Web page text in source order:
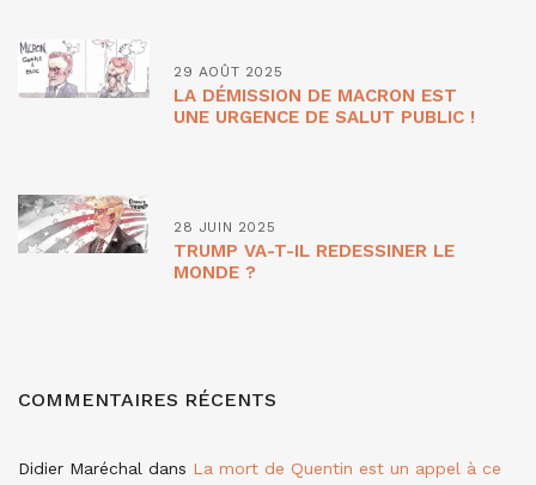
29 AOÛT 2025
LA DÉMISSION DE MACRON EST
UNE URGENCE DE SALUT PUBLIC !
28 JUIN 2025
TRUMP VA-T-IL REDESSINER LE
MONDE ?
COMMENTAIRES RÉCENTS
Didier Maréchal dans La mort de Quentin est un appel à ce